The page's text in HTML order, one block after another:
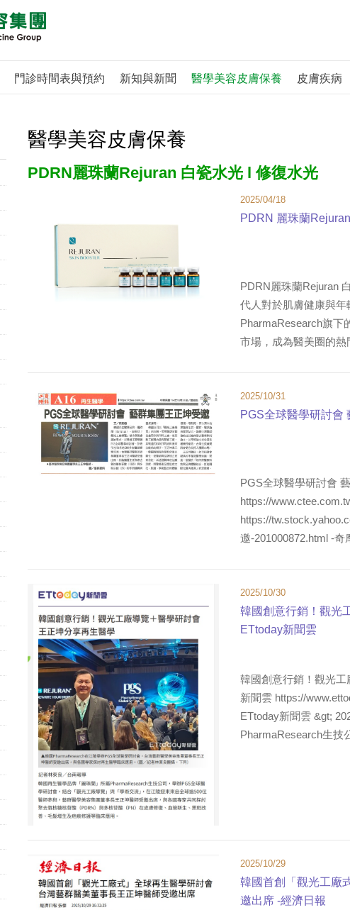
門診時間表與預約 新知與新聞 醫學美容皮膚保養 皮膚疾病
醫學美容皮膚保養
PDRN麗珠蘭Rejuran 白瓷水光 l 修復水光
2025/04/18
PDRN 麗珠蘭
PDRN麗珠蘭Rejuran
代人對於肌膚健康與
PharmaResearch旗下
市場，成為醫美圈的熱
2025/10/31
PGS全球醫學研討會
PGS全球醫學研討會
https://
https://
邀-201000872.html -
2025/10/30
韓國創意行銷！觀光
ETtoday新聞雲
韓國創意行銷！觀光
新聞雲 https://
ETtoday新聞雲 &gt;
PharmaResearch生技
2025/10/29
韓國首創「觀光工廠
邀出席 -經濟日報